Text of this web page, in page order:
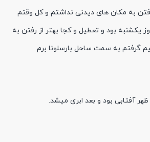
به مکان های دیدنی نداشتم و کل وقتم
یکشنبه بود و تعطیل و کجا بهتر از رفتن به
گرفتم به سمت ساحل بارسلونا برم.
ظهر آفتابی بود و بعد ابری میشد.